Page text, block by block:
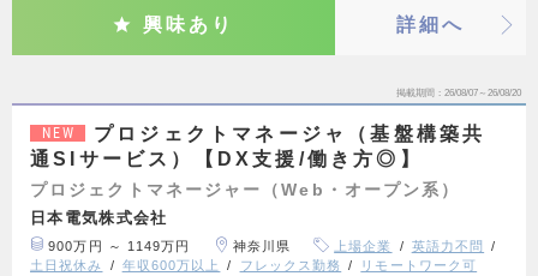
興味あり 詳細へ
掲載期間 26/08/07～26/08/20
NEW
プロジェクトマネージャ（基盤構築共
通SIサービス）【DX支援/働き方◎】
プロジェクトマネージャー（Web・オープン系）
日本電気株式会社
900万円 ～ 1149万円 神奈川県 上場企業
英語力不問
土日祝休み
年収600万以上 フレックス勤務
リモートワーク可